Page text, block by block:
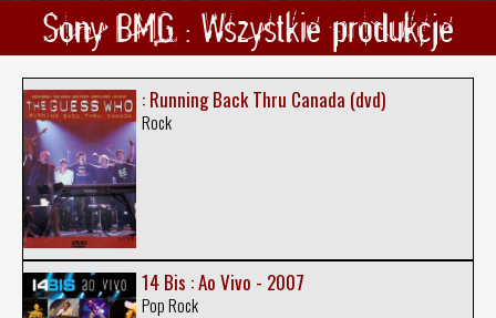
Sony BMG : Wszystkie produkcje
: Running Back Thru Canada (dvd)
Rock
14 Bis : Ao Vivo - 2007
Pop Rock